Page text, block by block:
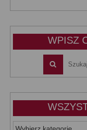
wynosiła:
WPISZ
WSZYSTKIE